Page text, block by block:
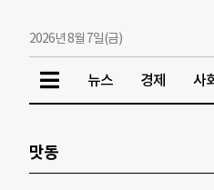
2026년 8월 7일(금)
뉴스 경제 사
맛동